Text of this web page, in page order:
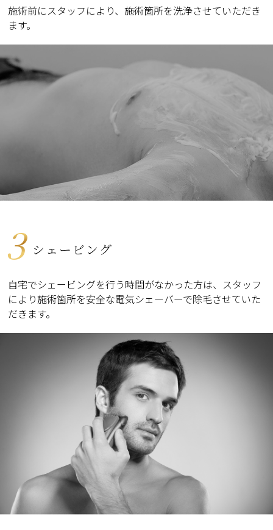
施術前にスタッフにより、施術箇所を洗浄させていただき
ます。
3 シェービング
自宅でシェービングを行う時間がなかった方は、スタッフ
により施術箇所を安全な電気シェーバーで除毛させていた
だきます。